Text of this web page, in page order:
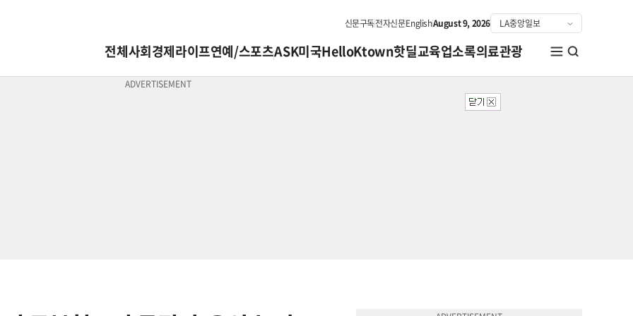
신문구독전자신문EnglishAugust 9, 2026
전체사회경제라이프연예/스포츠ASK미국HelloKtown핫딜교육업소록의료관광